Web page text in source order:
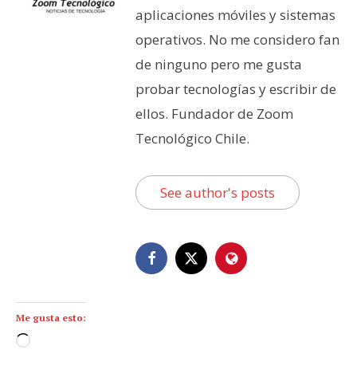
aplicaciones móviles y sistemas
operativos. No me considero fan
de ninguno pero me gusta
probar tecnologías y escribir de
ellos. Fundador de Zoom
Tecnológico Chile.
See author's posts
Me gusta esto:
C